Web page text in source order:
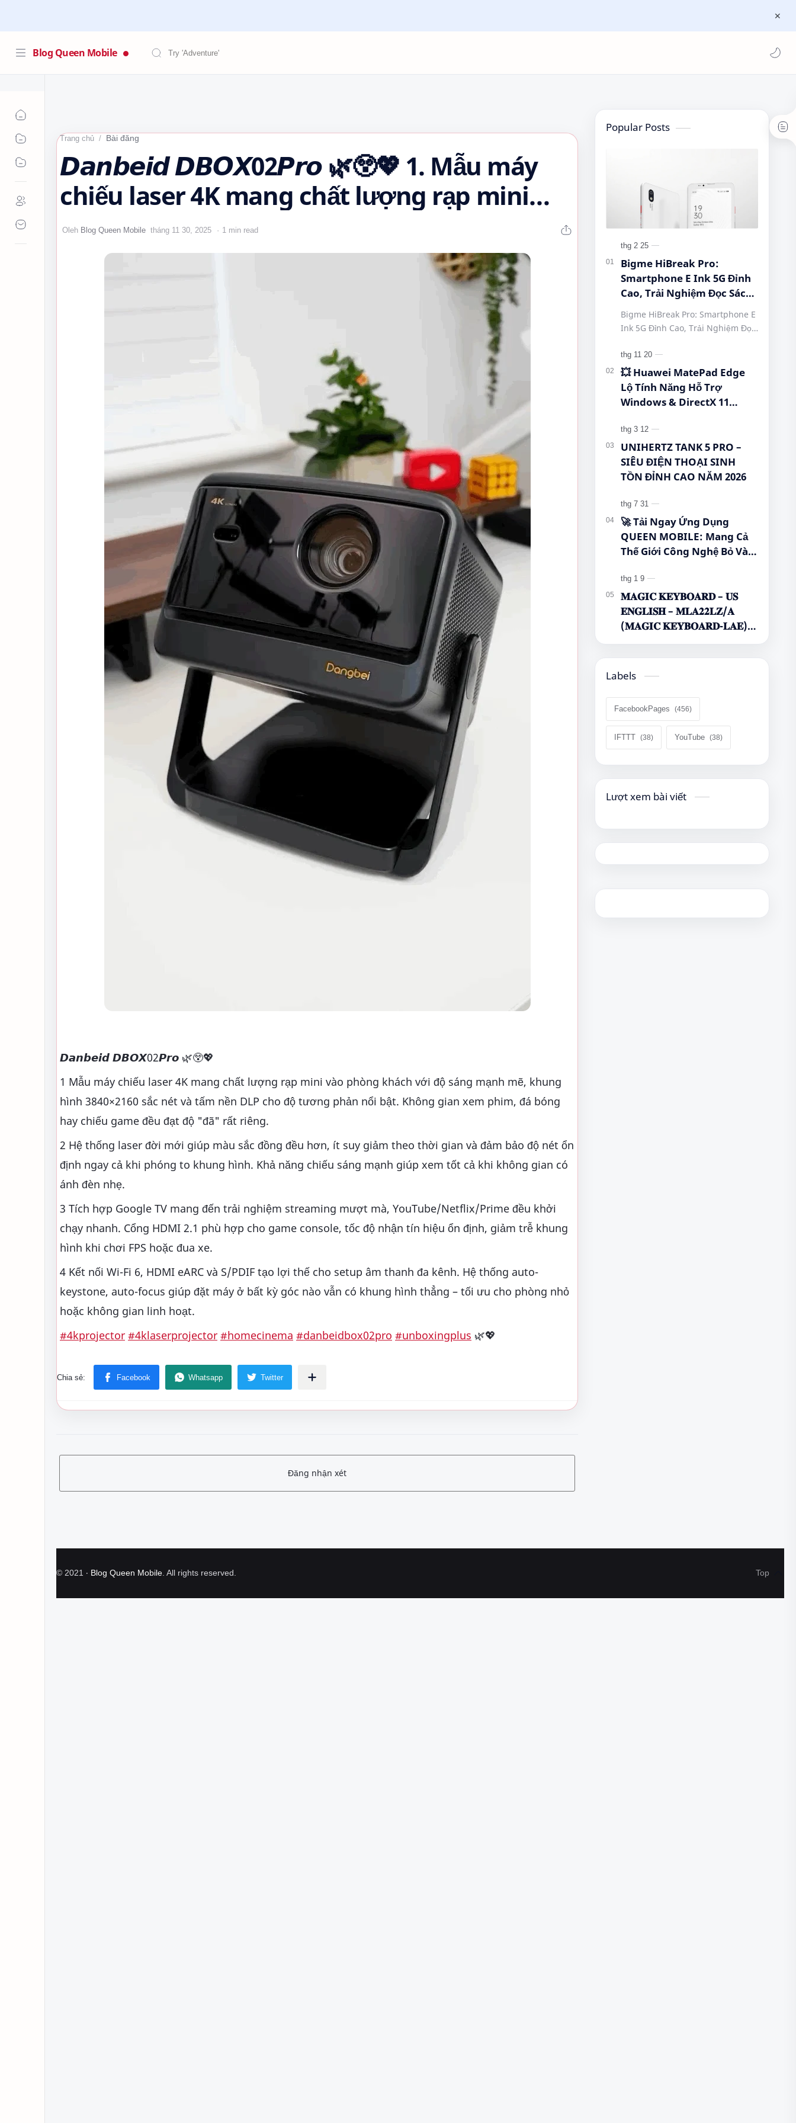
Blog Queen Mobile
Trang chủ Bài đăng
𝘿𝙖𝙣𝙗𝙚𝙞𝙙 𝘿𝘽𝙊𝙓02𝙋𝙧𝙤 🌿😲💖 1. Mẫu máy
chiếu laser 4K mang chất lượng rạp mini
vào phòng khách với độ sáng mạnh…
1 min read
𝘿𝙖𝙣𝙗𝙚𝙞𝙙 𝘿𝘽𝙊𝙓02𝙋𝙧𝙤 🌿😲💖
1 Mẫu máy chiếu laser 4K mang chất lượng rạp mini vào phòng khách với độ sáng mạnh mẽ, khung
hình 3840×2160 sắc nét và tấm nền DLP cho độ tương phản nổi bật. Không gian xem phim, đá bóng
hay chiếu game đều đạt độ "đã" rất riêng.
2 Hệ thống laser đời mới giúp màu sắc đồng đều hơn, ít suy giảm theo thời gian và đảm bảo độ nét ổn
định ngay cả khi phóng to khung hình. Khả năng chiếu sáng mạnh giúp xem tốt cả khi không gian có
ánh đèn nhẹ.
3 Tích hợp Google TV mang đến trải nghiệm streaming mượt mà, YouTube/Netflix/Prime đều khởi
chạy nhanh. Cổng HDMI 2.1 phù hợp cho game console, tốc độ nhận tín hiệu ổn định, giảm trễ khung
hình khi chơi FPS hoặc đua xe.
4 Kết nối Wi-Fi 6, HDMI eARC và S/PDIF tạo lợi thế cho setup âm thanh đa kênh. Hệ thống auto-
keystone, auto-focus giúp đặt máy ở bất kỳ góc nào vẫn có khung hình thẳng – tối ưu cho phòng nhỏ
hoặc không gian linh hoạt.
#4kprojector #4klaserprojector #homecinema #danbeidbox02pro #unboxingplus 🌿💖
Đăng nhận xét
Popular Posts
Bigme HiBreak Pro:
Smartphone E Ink 5G Đỉnh
Cao, Trải Nghiệm Đọc Sách
Mobile! #BigmeHiBreakPro
#SmartphoneEInk
#QueenMobile
#HiBreakPro5G
#DienThoaiDocSach
#CongNgheMoi
#EInkPhone
#5GSmartphone
Bigme HiBreak Pro: Smartphone E
Ink 5G Đỉnh Cao, Trải Nghiệm Đọc
#BigmeHiBreakPro
#SmartphoneEInk #QueenMobile
#Hi…
💥 Huawei MatePad Edge
Lộ Tính Năng Hỗ Trợ
Windows & DirectX 11
UNIHERTZ TANK 5 PRO –
SIÊU ĐIỆN THOẠI SINH
TỒN ĐỈNH CAO NĂM 2026
🚀 Tải Ngay Ứng Dụng
QUEEN MOBILE: Mang Cả
Thế Giới Công Nghệ Bỏ Vào
𝐌𝐀𝐆𝐈𝐂 𝐊𝐄𝐘𝐁𝐎𝐀𝐑𝐃 – 𝐔𝐒
𝐄𝐍𝐆𝐋𝐈𝐒𝐇 – 𝐌𝐋𝐀𝟐𝟐𝐋𝐙/𝐀
(𝐌𝐀𝐆𝐈𝐂 𝐊𝐄𝐘𝐁𝐎𝐀𝐑𝐃-𝐋𝐀𝐄)
Labels
FacebookPages
IFTTT YouTube
Lượt xem bài viết
© 2021 ‧ Blog Queen Mobile. All rights reserved.